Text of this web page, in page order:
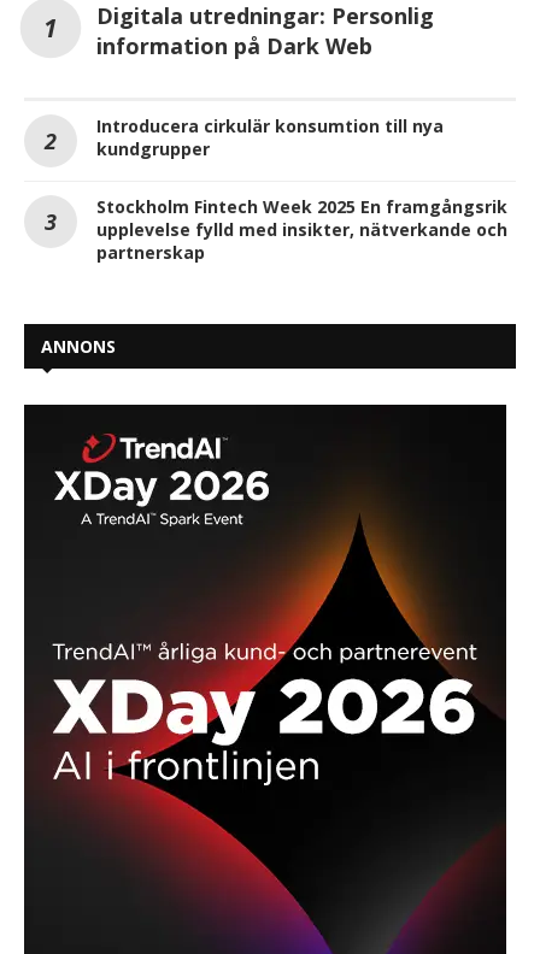
Digitala utredningar: Personlig
information på Dark Web
Introducera cirkulär konsumtion till nya
kundgrupper
Stockholm Fintech Week 2025 En framgångsrik
upplevelse fylld med insikter, nätverkande och
partnerskap
ANNONS